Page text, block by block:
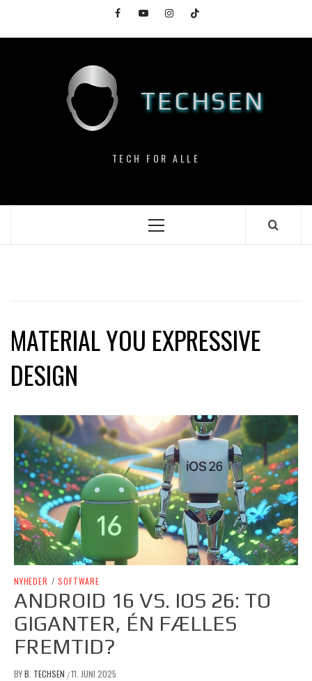
content
FacebookYouTubeInstagramTikTok
TECHSEN
TECH FOR ALLE
Primary
MATERIAL YOU EXPRESSIVE
DESIGN
NYHEDER / SOFTWARE
ANDROID 16 VS. IOS 26: TO
GIGANTER, ÉN FÆLLES
FREMTID?
BYB. TECHSEN /11. JUNI 2025